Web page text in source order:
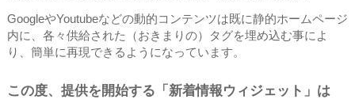
GoogleやYoutubeなどの動的コンテンツは既に静的ホームページ
内に、各々供給された（おきまりの）タグを埋め込む事によ
り、簡単に再現できるようになっています。
この度、提供を開始する「新着情報ウィジェット」は